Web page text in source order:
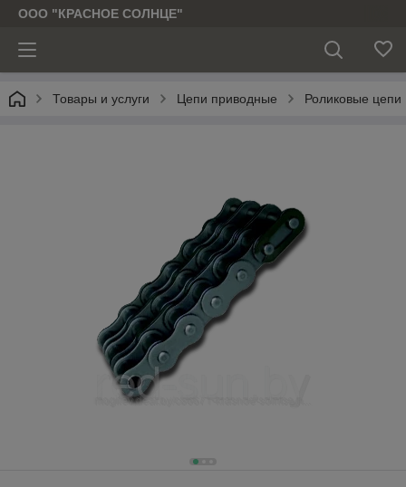
ООО "КРАСНОЕ СОЛНЦЕ"
Товары и услуги Цепи приводные Роликовые цепи